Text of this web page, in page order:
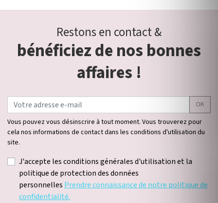
Restons en contact &
bénéficiez de nos bonnes
affaires !
OK
Vous pouvez vous désinscrire à tout moment. Vous trouverez pour
cela nos informations de contact dans les conditions d'utilisation du
site.
J'accepte les conditions générales d'utilisation et la
politique de protection des données
personnellesPrendre connaissance de notre politique de
confidentialité.